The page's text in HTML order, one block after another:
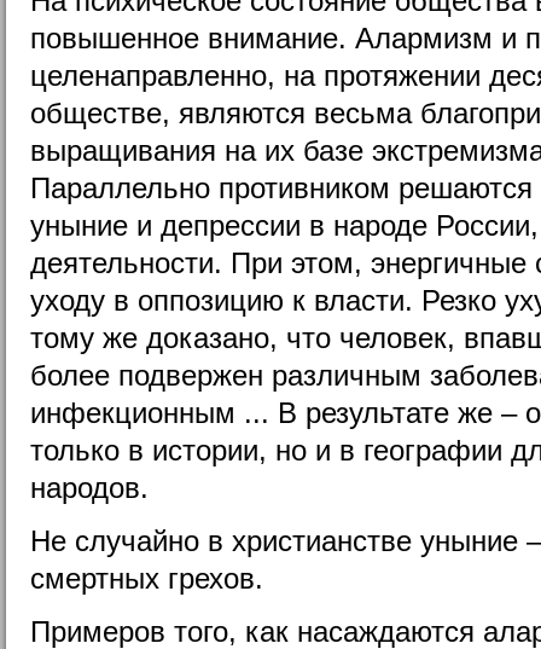
повышенное внимание. Алармизм и
целенаправленно, на протяжении
обществе, являются весьма
выращивания на их базе
Параллельно противником решаются
уныние и депрессии в народе
деятельности. При этом, энергичные
уходу в оппозицию к власти. Резко
тому же доказано, что человек,
более подвержен различным
инфекционным ... В результате же –
только в истории, но и в географии
народов.
Не случайно в христианстве уныние
смертных грехов.
Примеров того, как насаждаются